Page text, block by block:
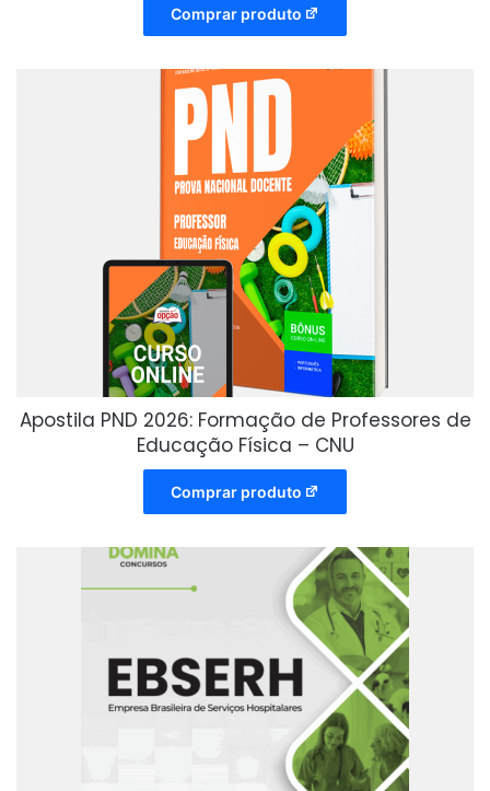
Comprar produto
Apostila PND 2026: Formação de Professores de
Educação Física – CNU
Comprar produto